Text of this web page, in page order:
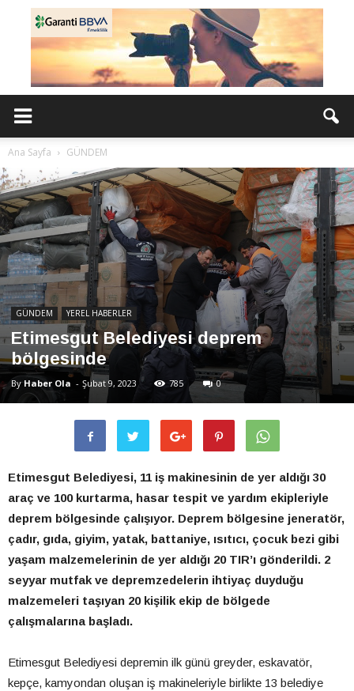
Ana Sayfa GÜNDEM
GÜNDEM YEREL HABERLER
Etimesgut Belediyesi deprem
bölgesinde
ByHaber Ola - Şubat 9, 2023 785 0
Etimesgut Belediyesi, 11 iş makinesinin de yer aldığı 30
araç ve 100 kurtarma, hasar tespit ve yardım ekipleriyle
deprem bölgesinde çalışıyor. Deprem bölgesine jeneratör,
çadır, gıda, giyim, yatak, battaniye, ısıtıcı, çocuk bezi gibi
yaşam malzemelerinin de yer aldığı 20 TIR’ı gönderildi. 2
seyyar mutfak ve depremzedelerin ihtiyaç duyduğu
malzemeleri taşıyan 20 kişilik ekip de bölgede
çalışmalarına başladı.
Etimesgut Belediyesi depremin ilk günü greyder, eskavatör,
kepçe, kamyondan oluşan iş makineleriyle birlikte 13 belediye